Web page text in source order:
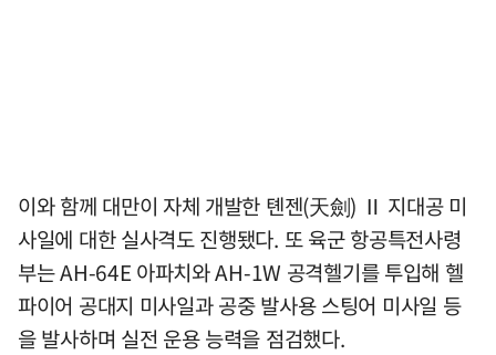
이와 함께 대만이 자체 개발한 톈젠(天劍) Ⅱ 지대공 미
사일에 대한 실사격도 진행됐다. 또 육군 항공특전사령
부는 AH-64E 아파치와 AH-1W 공격헬기를 투입해 헬
파이어 공대지 미사일과 공중 발사용 스팅어 미사일 등
을 발사하며 실전 운용 능력을 점검했다.